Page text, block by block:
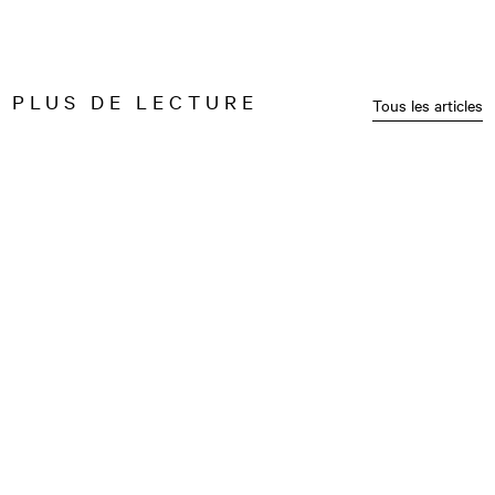
PLUS DE LECTURE Tous les articles